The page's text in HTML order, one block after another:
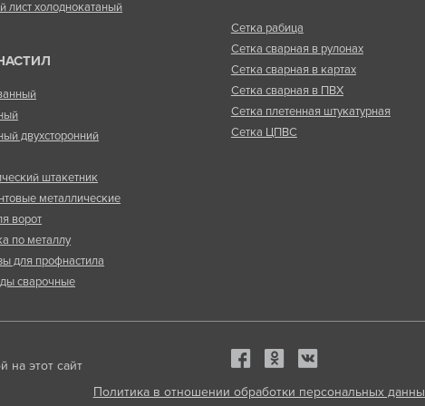
лист холоднокатаный
двухсторонний
штакетник
металлические
ворот
по металлу
для профнастила
сварочные
Сетка рабица
Сетка сварная в рулонах
Сетка сварная в картах
Сетка сварная в ПВХ
Сетка плетенная штукатурная
Сетка ЦПВС
на этот сайт
Политика в отношении обработки персональных